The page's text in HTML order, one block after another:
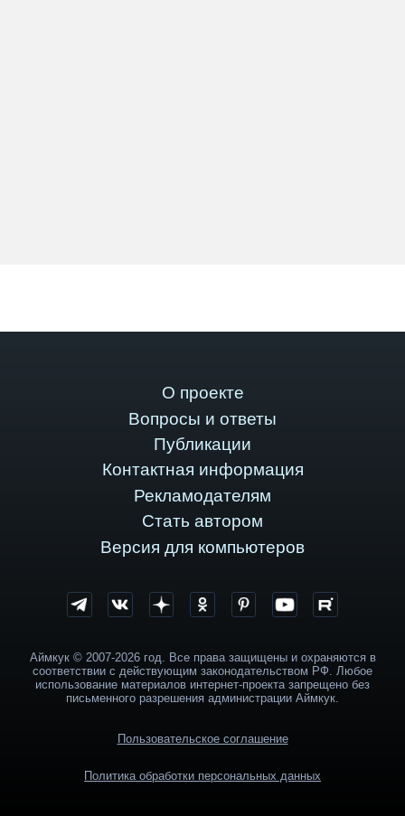
О проекте
Вопросы и ответы
Публикации
Контактная информация
Рекламодателям
Стать автором
Версия для компьютеров
Аймкук © 2007-2026 год. Все права защищены и охраняются в
соответствии с действующим законодательством РФ. Любое
использование материалов интернет-проекта запрещено без
письменного разрешения администрации Аймкук.
Пользовательское соглашение
Политика обработки персональных данных